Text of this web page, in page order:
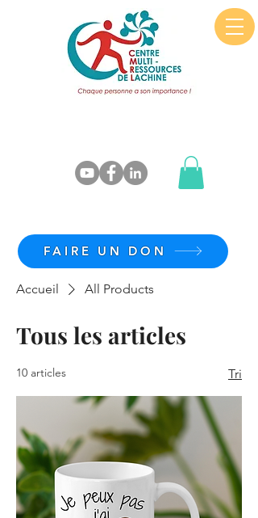
FAIRE UN DON
Accueil All Products
Tous les articles
10 articles Tri